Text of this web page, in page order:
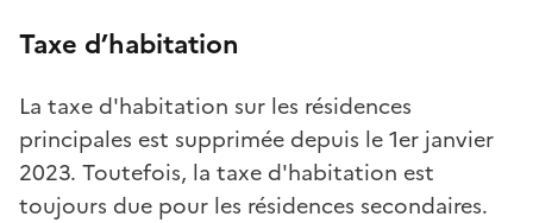
Taxe d’habitation
La taxe d'habitation sur les résidences
principales est supprimée depuis le 1er janvier
2023. Toutefois, la taxe d'habitation est
toujours due pour les résidences secondaires.